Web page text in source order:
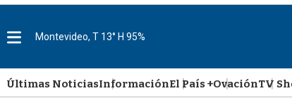
u
Montevideo, T 13° H 95%
Últimas NoticiasInformaciónEl País +OvaciónTV